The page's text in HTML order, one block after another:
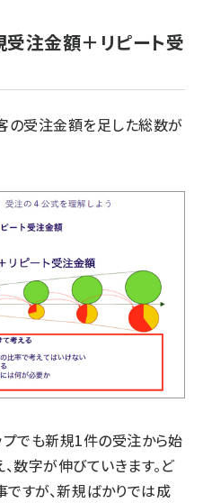
注金額＋リピート受
の受注金額を足した総数が
プでも新規1件の受注から始
数字が伸びていきます。ど
すが、新規ばかりでは成